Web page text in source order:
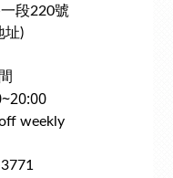
段220號
址)
weekly